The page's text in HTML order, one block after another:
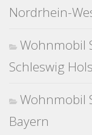
Nordrhein-
Wohnmobil
Schleswig
Wohnmobil
Bayern